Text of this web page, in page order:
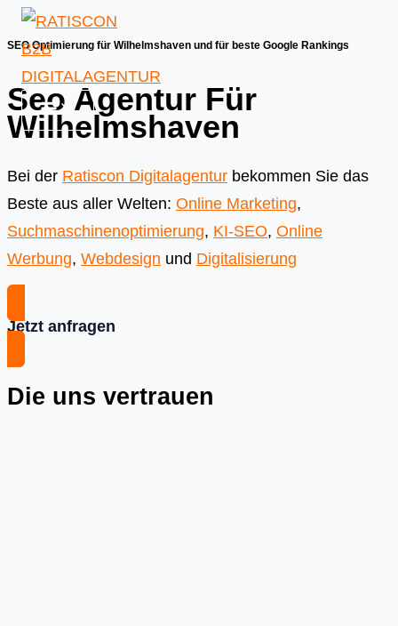
Skip
to
content
SEO Optimierung für Wilhelmshaven und für beste Google Rankings
Seo Agentur Für
Wilhelmshaven
Bei der Ratiscon Digitalagentur bekommen Sie das
Beste aus aller Welten: Online Marketing,
Suchmaschinenoptimierung, KI-SEO, Online
Werbung, Webdesign und Digitalisierung
Jetzt anfragen
Die uns vertrauen